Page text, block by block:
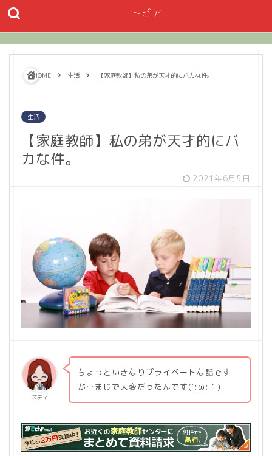
ニートピア
HOME 生活 【家庭教師】私の弟が天才的にバカな件。
生活
【家庭教師】私の弟が天才的にバ
カな件。
2021年6月5日
ズディ
ちょっといきなりプライベートな話です
が…まじで大変だったんです(´;ω;｀)